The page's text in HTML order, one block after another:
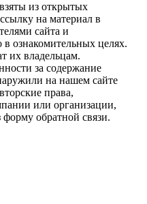
из открытых
на материал в
сайта и
ознакомительных целях.
их владельцам.
за содержание
на нашем сайте
права,
или организации,
обратной связи.